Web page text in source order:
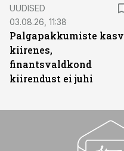
UUDISED
03.08.26, 11:38
Palgapakkumiste kasv
kiirenes,
finantsvaldkond
kiirendust ei juhi